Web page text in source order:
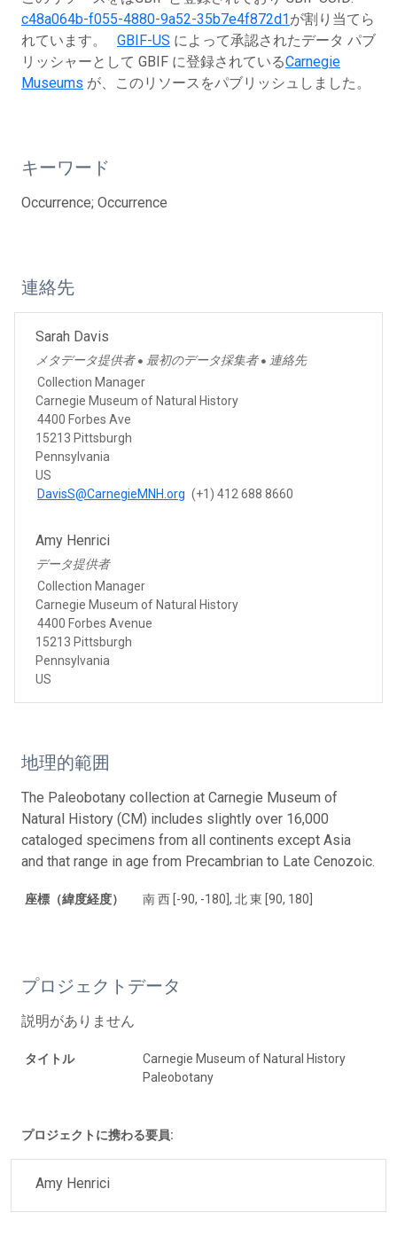
c48a064b-f055-4880-9a52-35b7e4f872d1が割り当てら
れています。 GBIF-US によって承認されたデータ パブ
リッシャーとして GBIF に登録されているCarnegie
Museums が、このリソースをパブリッシュしました。
キーワード
Occurrence; Occurrence
連絡先
Sarah Davis
メタデータ提供者 ● 最初のデータ採集者 ● 連絡先
Collection Manager
Carnegie Museum of Natural History
4400 Forbes Ave
15213 Pittsburgh
Pennsylvania
US
DavisS@CarnegieMNH.org (+1) 412 688 8660
Amy Henrici
データ提供者
Collection Manager
Carnegie Museum of Natural History
4400 Forbes Avenue
15213 Pittsburgh
Pennsylvania
US
地理的範囲
The Paleobotany collection at Carnegie Museum of
Natural History (CM) includes slightly over 16,000
cataloged specimens from all continents except Asia
and that range in age from Precambrian to Late Cenozoic.
座標（緯度経度） 南 西 [-90, -180], 北 東 [90, 180]
プロジェクトデータ
説明がありません
タイトル
Carnegie Museum of Natural History
Paleobotany
プロジェクトに携わる要員:
Amy Henrici